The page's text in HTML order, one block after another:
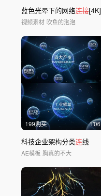
蓝色光晕下的网络连接[4K]
视频素材 吹鱼的泡泡
199购买 1'06
科技企业架构分类连线
AE模板 胸真的不大